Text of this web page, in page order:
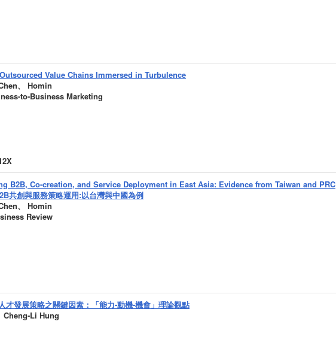
Value Chains Immersed in Turbulence
、 Homin
to-Business Marketing
B2B, Co-creation, and Service Deployment in East Asia: Evidence from Taiwan and PRC
共創與服務策略運用:以台灣與中國為例
、 Homin
Review
才發展策略之關鍵因素：「能力-動機-機會」理論觀點
Cheng-Li Hung